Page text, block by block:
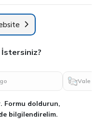
İstersiniz?
Vale
Formu doldurun,
bilgilendirelim.